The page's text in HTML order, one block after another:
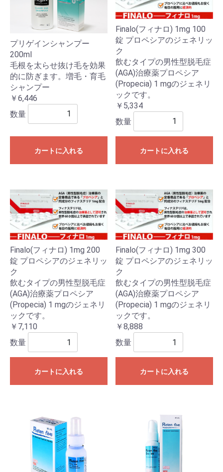
プリゲインシャンプー
200ml
毛根を太らせ抜け毛を効果
的に防ぎます。増毛・育毛
シャンプー
￥6,446
数量
カートに入れる
Finalo(フィナロ) 1mg 100
錠 プロペシアのジェネリッ
ク
飲むタイプの男性型脱毛症
(AGA)治療薬プロペシア
(Propecia) 1 mgのジェネリ
ックです。
￥5,334
数量
カートに入れる
Finalo(フィナロ) 1mg 200
錠 プロペシアのジェネリッ
ク
飲むタイプの男性型脱毛症
(AGA)治療薬プロペシア
(Propecia) 1 mgのジェネリ
ックです。
￥7,110
数量
カートに入れる
Finalo(フィナロ) 1mg 300
錠 プロペシアのジェネリッ
ク
飲むタイプの男性型脱毛症
(AGA)治療薬プロペシア
(Propecia) 1 mgのジェネリ
ックです。
￥8,888
数量
カートに入れる